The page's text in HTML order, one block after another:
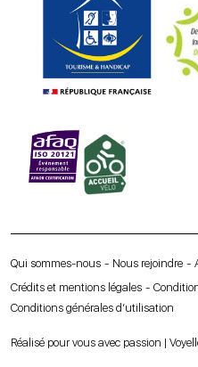
Qui sommes-nous Nous rejoindre
Crédits et mentions légales
Conditions générales d’utilisation
Réalisé pour vous avec passion |